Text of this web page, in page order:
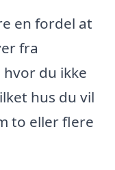
en fordel at
fra
du ikke
hus du vil
to eller flere